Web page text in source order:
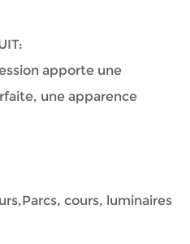
apporte une
une apparence
cours, luminaires